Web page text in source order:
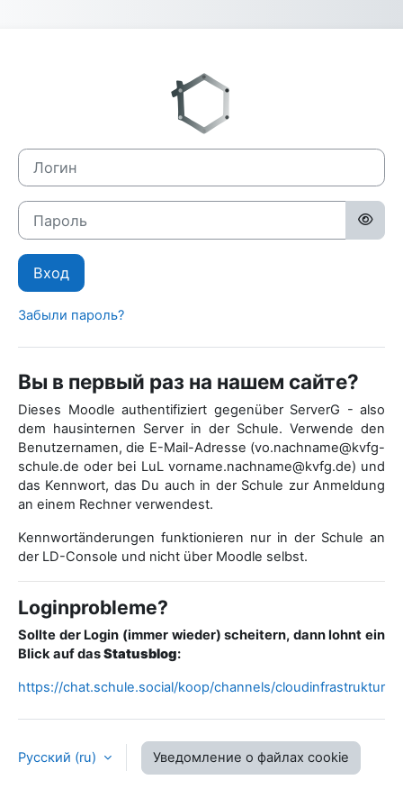
Зайти на
Логин
Пароль
Вход
Забыли пароль?
Вы в первый раз на нашем сайте?
Dieses Moodle authentifiziert gegenüber ServerG - also
dem hausinternen Server in der Schule. Verwende den
Benutzernamen, die E-Mail-Adresse (vo.nachname@kvfg-
schule.de oder bei LuL vorname.nachname@kvfg.de) und
das Kennwort, das Du auch in der Schule zur Anmeldung
an einem Rechner verwendest.
Kennwortänderungen funktionieren nur in der Schule an
der LD-Console und nicht über Moodle selbst.
Loginprobleme?
Sollte der Login (immer wieder) scheitern, dann lohnt ein
Blick auf dasStatusblog:
https://chat.schule.social/koop/channels/cloudinfrastruktur
Русский ‎(ru)‎ Уведомление о файлах cookie